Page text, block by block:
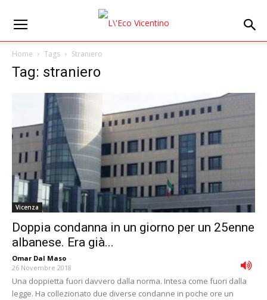
Home Tags Straniero
Tag: straniero
Vicenza
Doppia condanna in un giorno per un 25enne
albanese. Era già...
Omar Dal Maso -
26 Novembre 2018
Una doppietta fuori davvero dalla norma. Intesa come fuori dalla
legge. Ha collezionato due diverse condanne in poche ore un